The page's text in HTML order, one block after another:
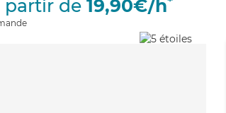
partir de 19,90€/h